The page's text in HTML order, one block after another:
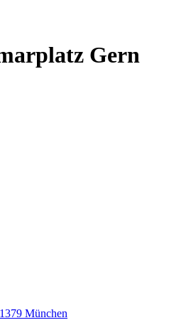
Gern
München